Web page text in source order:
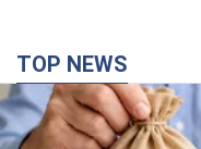
TOP NEWS